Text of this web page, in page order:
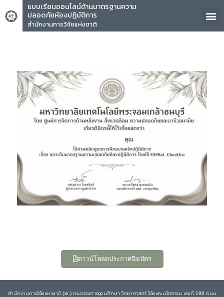
แบบเรียนออนไลน์ด้านมาตรฐานความ
ปลอดภัยห้องปฏิบัติการ
สำนักงานการวิจัยแห่งชาติ
คุณ
ดาวน์โหลดประกาศนียบัตร
สำนักงานการวิจัยแห่งชาติ (วช.) กระทรวงการอุดมศึกษา วิทยาศาสตร์ วิจัยและนวัตกรรม เลขที่ 196 ถนน